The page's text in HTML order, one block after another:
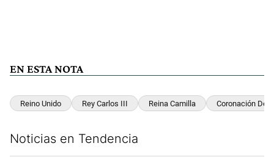
EN ESTA NOTA
Reino Unido Rey Carlos III Reina Camilla Coronación De
Noticias en Tendencia